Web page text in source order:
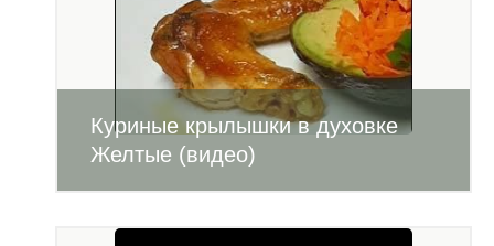
Куриные крылышки в духовке
Желтые (видео)